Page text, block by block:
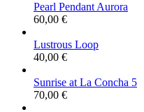
Pearl Pendant Aurora
60,00 €
Lustrous Loop
40,00 €
Sunrise at La Concha 5
70,00 €